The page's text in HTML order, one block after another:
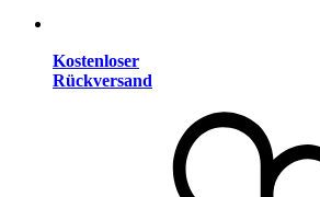
Kostenloser
Rückversand